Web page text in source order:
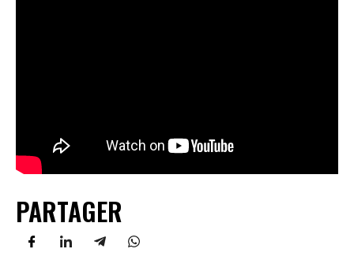
PARTAGER